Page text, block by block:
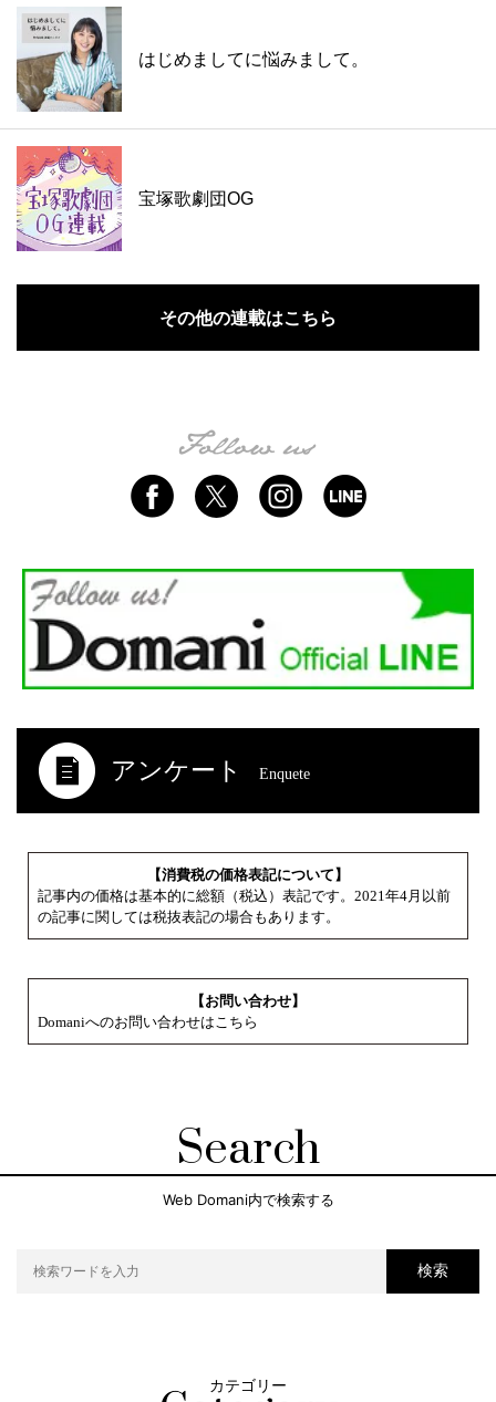
はじめましてに悩みまして。
宝塚歌劇団OG
その他の連載はこちら
アンケート Enquete
【消費税の価格表記について】
記事内の価格は基本的に総額（税込）表記です。2021年4月以前
の記事に関しては税抜表記の場合もあります。
【お問い合わせ】
Domaniへのお問い合わせはこちら
Search
Web Domani内で検索する
検索
カテゴリー